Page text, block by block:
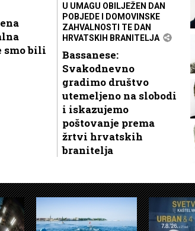
smo bili
U UMAGU OBILJEŽEN DAN
POBJEDE I DOMOVINSKE
ZAHVALNOSTI TE DAN
HRVATSKIH BRANITELJA
Bassanese:
Svakodnevno
gradimo društvo
utemeljeno na slobodi
i iskazujemo
poštovanje prema
žrtvi hrvatskih
branitelja